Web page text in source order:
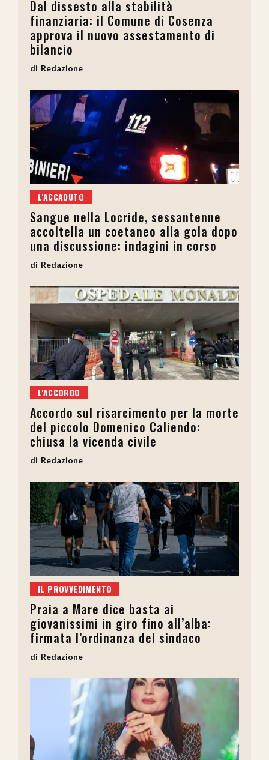
Dal dissesto alla stabilità
finanziaria: il Comune di Cosenza
approva il nuovo assestamento di
bilancio
Redazione
L'ACCADUTO
Sangue nella Locride, sessantenne
accoltella un coetaneo alla gola dopo
una discussione: indagini in corso
Redazione
L'ACCORDO
Accordo sul risarcimento per la morte
del piccolo Domenico Caliendo:
chiusa la vicenda civile
Redazione
IL PROVVEDIMENTO
Praia a Mare dice basta ai
giovanissimi in giro fino all’alba:
firmata l’ordinanza del sindaco
Redazione